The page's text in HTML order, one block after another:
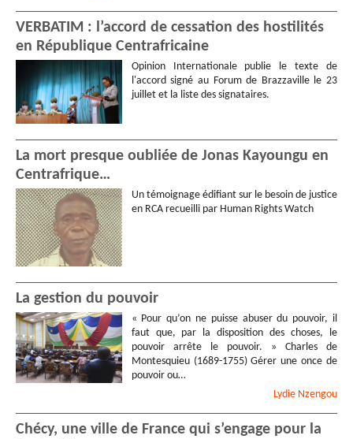
VERBATIM : l’accord de cessation des hostilités
en République Centrafricaine
Opinion Internationale publie le texte de
l'accord signé au Forum de Brazzaville le 23
juillet et la liste des signataires.
La mort presque oubliée de Jonas Kayoungu en
Centrafrique…
Un témoignage édifiant sur le besoin de justice
en RCA recueilli par Human Rights Watch
La gestion du pouvoir
« Pour qu’on ne puisse abuser du pouvoir, il
faut que, par la disposition des choses, le
pouvoir arrête le pouvoir. » Charles de
Montesquieu (1689-1755) Gérer une once de
pouvoir ou…
Lydie Nzengou
Chécy, une ville de France qui s’engage pour la